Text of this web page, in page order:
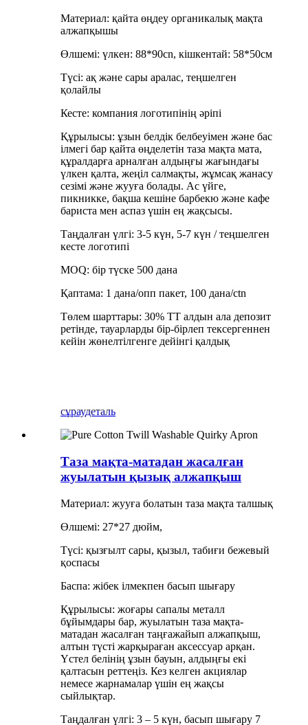
Материал: қайта өңдеу органикалық мақта
алжапқышы
Өлшемі: үлкен: 88*90cn, кішкентай: 58*50см
Түсі: ақ және сары аралас, теңшелген
қолайлы
Кесте: компания логотипінің әріпі
Құрылысы: ұзын белдік белбеуімен және бас
ілмегі бар қайта өңделетін таза мақта мата,
құралдарға арналған алдыңғы жағындағы
үлкен қалта, жеңіл салмақты, жұмсақ жанасу
сезімі және жууға болады. Ас үйге,
пикникке, бақша кешіне барбекю және кафе
бариста мен аспаз үшін ең жақсысы.
Таңдалған үлгі: 3-5 күн, 5-7 күн / теңшелген
кесте логотипі
MOQ: бір түске 500 дана
Қаптама: 1 дана/опп пакет, 100 дана/ctn
Төлем шарттары: 30% TT алдын ала депозит
ретінде, тауарларды бір-бірлеп тексергеннен
кейін жөнелтілгенге дейінгі қалдық
сұраудеталь
Таза мақта-матадан жасалған
жуылатын қызық алжапқыш
Материал: жууға болатын таза мақта талшық
Өлшемі: 27*27 дюйм,
Түсі: қызғылт сары, қызыл, табиғи бежевый
қоспасы
Баспа: жібек ілмекпен басып шығару
Құрылысы: жоғары сапалы металл
бұйымдары бар, жуылатын таза мақта-
матадан жасалған таңғажайып алжапқыш,
алтын түсті жарқыраған аксессуар арқан.
Үстел белінің ұзын бауын, алдыңғы екі
қалтасын реттеңіз. Кез келген акциялар
немесе жарнамалар үшін ең жақсы
сыйлықтар.
Таңдалған үлгі: 3 – 5 күн, басып шығару 7